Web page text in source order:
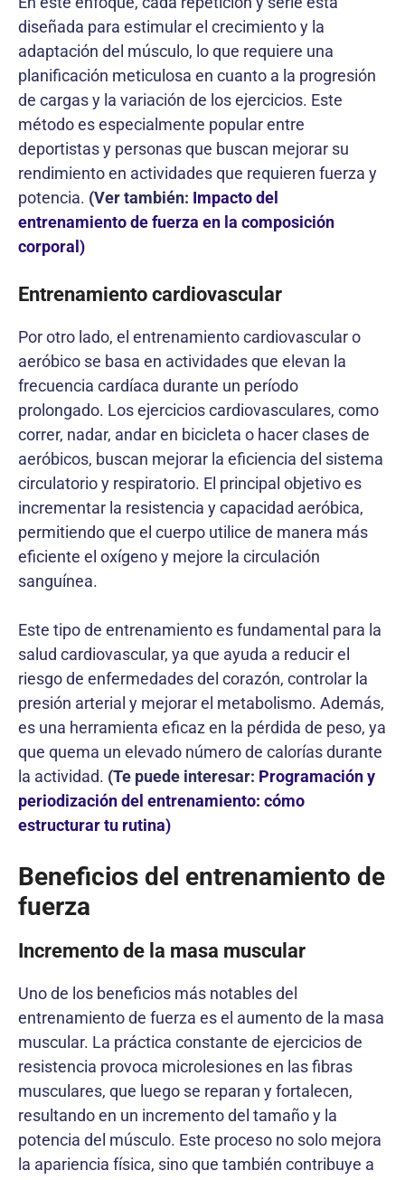
diseñada para estimular el crecimiento y la
adaptación del músculo, lo que requiere una
planificación meticulosa en cuanto a la progresión
de cargas y la variación de los ejercicios. Este
método es especialmente popular entre
deportistas y personas que buscan mejorar su
rendimiento en actividades que requieren fuerza y
potencia. (Ver también: Impacto del
entrenamiento de fuerza en la composición
corporal)
Entrenamiento cardiovascular
Por otro lado, el entrenamiento cardiovascular o
aeróbico se basa en actividades que elevan la
frecuencia cardíaca durante un período
prolongado. Los ejercicios cardiovasculares, como
correr, nadar, andar en bicicleta o hacer clases de
aeróbicos, buscan mejorar la eficiencia del sistema
circulatorio y respiratorio. El principal objetivo es
incrementar la resistencia y capacidad aeróbica,
permitiendo que el cuerpo utilice de manera más
eficiente el oxígeno y mejore la circulación
sanguínea.
Este tipo de entrenamiento es fundamental para la
salud cardiovascular, ya que ayuda a reducir el
riesgo de enfermedades del corazón, controlar la
presión arterial y mejorar el metabolismo. Además,
es una herramienta eficaz en la pérdida de peso, ya
que quema un elevado número de calorías durante
la actividad. (Te puede interesar: Programación y
periodización del entrenamiento: cómo
estructurar tu rutina)
Beneficios del entrenamiento de
fuerza
Incremento de la masa muscular
Uno de los beneficios más notables del
entrenamiento de fuerza es el aumento de la masa
muscular. La práctica constante de ejercicios de
resistencia provoca microlesiones en las fibras
musculares, que luego se reparan y fortalecen,
resultando en un incremento del tamaño y la
potencia del músculo. Este proceso no solo mejora
la apariencia física, sino que también contribuye a